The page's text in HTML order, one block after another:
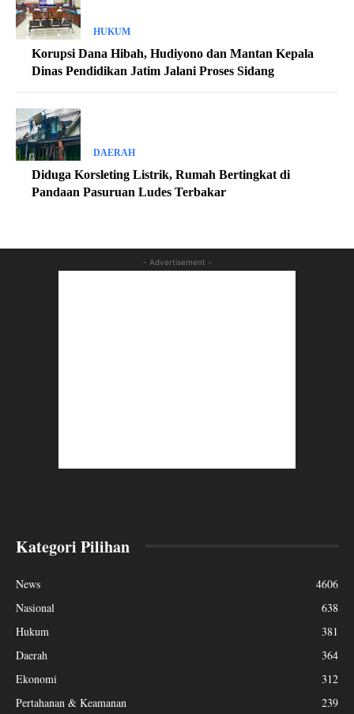
HUKUM
Korupsi Dana Hibah, Hudiyono dan Mantan Kepala
Dinas Pendidikan Jatim Jalani Proses Sidang
DAERAH
Diduga Korsleting Listrik, Rumah Bertingkat di
Pandaan Pasuruan Ludes Terbakar
- Advertisement -
Kategori Pilihan
News
4606
Nasional
638
Hukum
381
Daerah
364
Ekonomi
312
Pertahanan & Keamanan
239